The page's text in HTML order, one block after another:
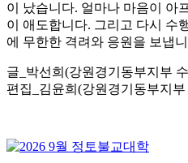
이 났습니다. 얼마나 마음이 아
이 애도합니다. 그리고 다시 수
에 무한한 격려와 응원을 보냅
글_박선희(강원경기동부지부
편집_김윤희(강원경기동부지